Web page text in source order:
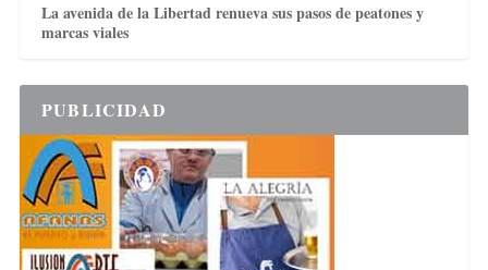
La avenida de la Libertad renueva sus pasos de peatones y
marcas viales
PUBLICIDAD